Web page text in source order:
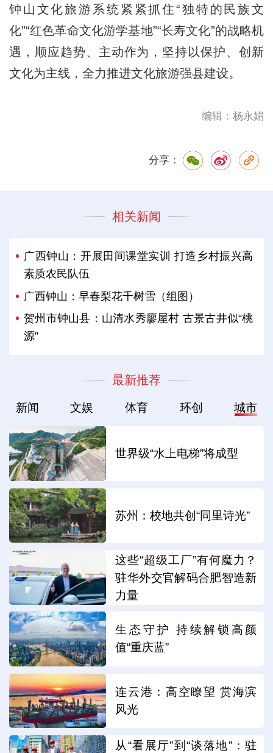
钟山文化旅游系统紧紧抓住“独特的民族文
化”“红色革命文化游学基地”“长寿文化”的战略机
遇，顺应趋势、主动作为，坚持以保护、创新
文化为主线，全力推进文化旅游强县建设。
编辑：杨永娟
分享：
相关新闻
广西钟山：开展田间课堂实训 打造乡村振兴高
素质农民队伍
广西钟山：早春梨花千树雪（组图）
贺州市钟山县：山清水秀廖屋村 古景古井似“桃
源”
最新推荐
新闻 文娱 体育 环创 城市
世界级“水上电梯”将成型
苏州：校地共创“同里诗光”
这些“超级工厂”有何魔力？
驻华外交官解码合肥智造新
力量
生态守护 持续解锁高颜
值“重庆蓝”
连云港：高空瞭望 赏海滨
风光
从“看展厅”到“谈落地”：驻